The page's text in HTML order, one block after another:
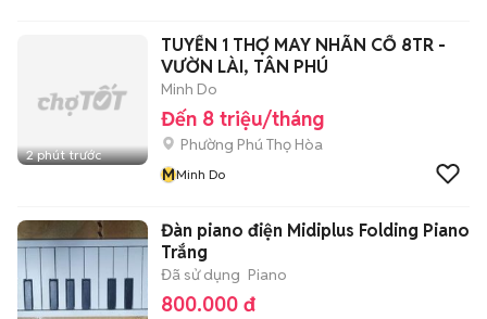
2 phút trước
TUYỂN 1 THỢ MAY NHÃN CỔ 8TR -
VƯỜN LÀI, TÂN PHÚ
Minh Do
Đến 8 triệu/tháng
Phường Phú Thọ Hòa
MMinh Do
Đàn piano điện Midiplus Folding Piano
Trắng
Đã sử dụng Piano
800.000 đ